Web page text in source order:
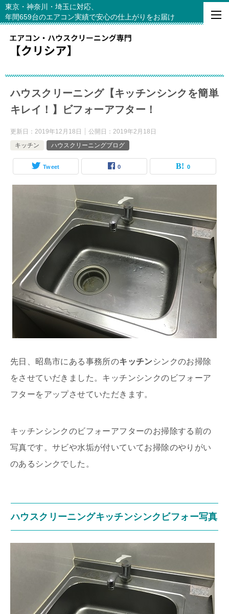
東京・神奈川・埼玉に対応、
年間659台のエアコン実績で安心の仕上がりをお届け
ハウスクリーニング【キッチンシンクを簡単
キレイ！】ビフォーアフター！
更新日： 2019年12月18日 公開日： 2019年2月18日
キッチン
ハウスクリーニングブログ
Tweet 0 0
先日、昭島市にある事務所のキッチンシンクのお掃除
をさせていだきました。キッチンシンクのビフォーア
フターをアップさせていただきます。
キッチンシンクのビフォーアフターのお掃除する前の
写真です。サビや水垢が付いていてお掃除のやりがい
のあるシンクでした。
ハウスクリーニングキッチンシンクビフォー写真